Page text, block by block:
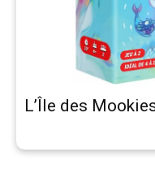
L’Île des